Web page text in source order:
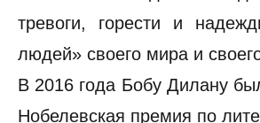
тревоги, горести и
людей» своего мира и
В 2016 года Бобу Дилану
Нобелевская премия по